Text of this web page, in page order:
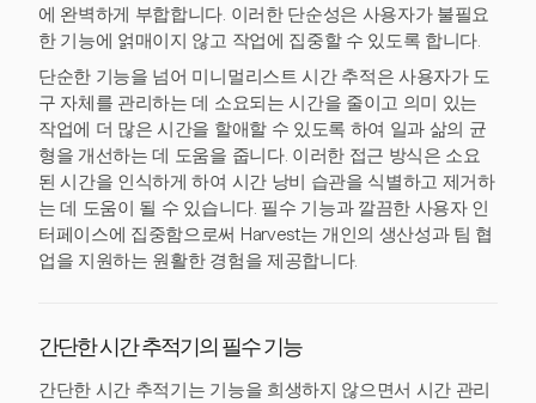
에 완벽하게 부합합니다. 이러한 단순성은 사용자가 불필요
한 기능에 얽매이지 않고 작업에 집중할 수 있도록 합니다.
단순한 기능을 넘어 미니멀리스트 시간 추적은 사용자가 도
구 자체를 관리하는 데 소요되는 시간을 줄이고 의미 있는
작업에 더 많은 시간을 할애할 수 있도록 하여 일과 삶의 균
형을 개선하는 데 도움을 줍니다. 이러한 접근 방식은 소요
된 시간을 인식하게 하여 시간 낭비 습관을 식별하고 제거하
는 데 도움이 될 수 있습니다. 필수 기능과 깔끔한 사용자 인
터페이스에 집중함으로써 Harvest는 개인의 생산성과 팀 협
업을 지원하는 원활한 경험을 제공합니다.
간단한 시간 추적기의 필수 기능
간단한 시간 추적기는 기능을 희생하지 않으면서 시간 관리